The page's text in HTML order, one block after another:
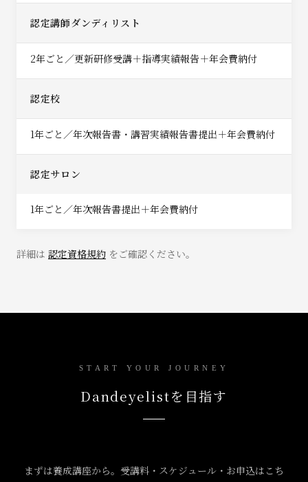
認定講師ダンディリスト
2年ごと／更新研修受講＋指導実績報告＋年会費納付
認定校
1年ごと／年次報告書・講習実績報告書提出＋年会費納付
認定サロン
1年ごと／年次報告書提出＋年会費納付
詳細は 認定資格規約 をご確認ください。
START YOUR JOURNEY
Dandeyelistを目指す
まずは養成講座から。受講料・スケジュール・お申込はこち